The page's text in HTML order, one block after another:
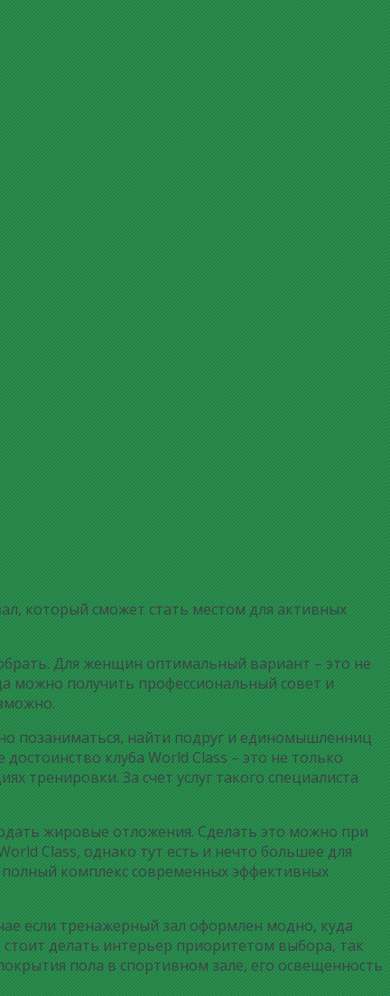
который сможет стать местом для активных
Для женщин оптимальный вариант – это не
можно получить профессиональный совет и
позаниматься, найти подруг и единомышленниц
клуба World Class – это не только
тренировки. За счет услуг такого специалиста
жировые отложения. Сделать это можно при
Class, однако тут есть и нечто большее для
комплекс современных эффективных
если тренажерный зал оформлен модно, куда
делать интерьер приоритетом выбора, так
пола в спортивном зале, его освещенность